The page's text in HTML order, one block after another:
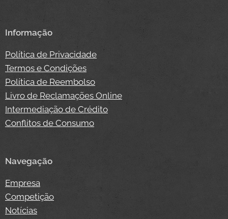
Informação
Política de Privacidade
Termos e Condições
Política de Reembolso
Livro de Reclamações Online
Intermediação de Crédito
Conflitos de Consumo
Navegação
Empresa
Competição
Notícias